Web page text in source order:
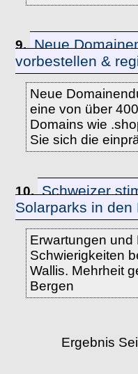
9. Neue
vorbestellen &
Neue
eine von über
Domains wie
Sie sich die
10. Schweizer
Solarparks in den
Erwartungen und
Schwierigkeiten
Wallis. Mehrheit
Bergen
Ergebnis